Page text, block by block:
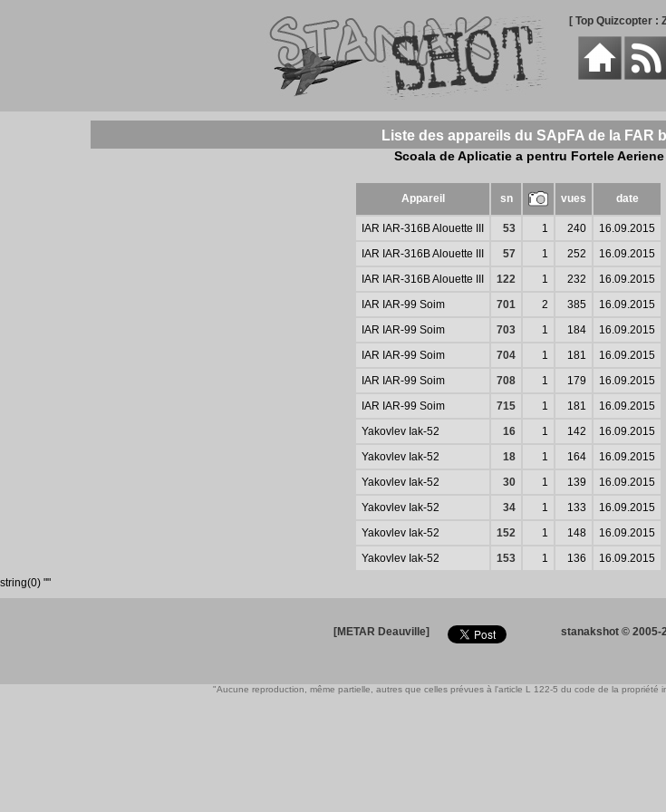
[ Top Quizcopter :
Liste des appareils du SApFA de la FAR
Scoala de Aplicatie a pentru Fortele
Appareil sn vues date
IAR IAR-316B Alouette III 53 1 240
16.09.2015
IAR IAR-316B Alouette III
57 1 252
16.09.2015
IAR IAR-316B Alouette III
122 1 232
16.09.2015
IAR IAR-99 Soim
701 2 385
16.09.2015
IAR IAR-99 Soim
703 1 184
16.09.2015
IAR IAR-99 Soim
704 1 181
16.09.2015
IAR IAR-99 Soim
708 1 179
16.09.2015
IAR IAR-99 Soim
715 1 181
16.09.2015
Yakovlev Iak-52
16 1 142
16.09.2015
Yakovlev Iak-52
18 1 164
16.09.2015
Yakovlev Iak-52
30 1 139
16.09.2015
Yakovlev Iak-52
34 1 133
16.09.2015
Yakovlev Iak-52
152 1 148
16.09.2015
Yakovlev Iak-52
153 1 136 16.09.2015
string(0) ""
[METAR Deauville] stanakshot © 2005-
"Aucune reproduction, même partielle, autres que celles prévues à l'article L 122-5 du code de la